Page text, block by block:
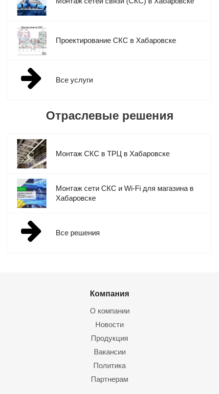
Проектирование СКС в Хабаровске
Все услуги
Отраслевые решения
Монтаж СКС в ТРЦ в Хабаровске
Монтаж сети СКС и Wi-Fi для магазина в
Хабаровске
Все решения
Компания
О компании
Новости
Продукция
Вакансии
Политика
Партнерам